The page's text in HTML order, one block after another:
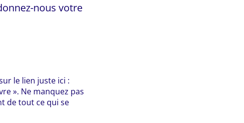
nous votre
le lien juste ici :
». Ne manquez pas
de tout ce qui se